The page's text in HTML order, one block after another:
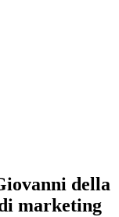
della
marketing